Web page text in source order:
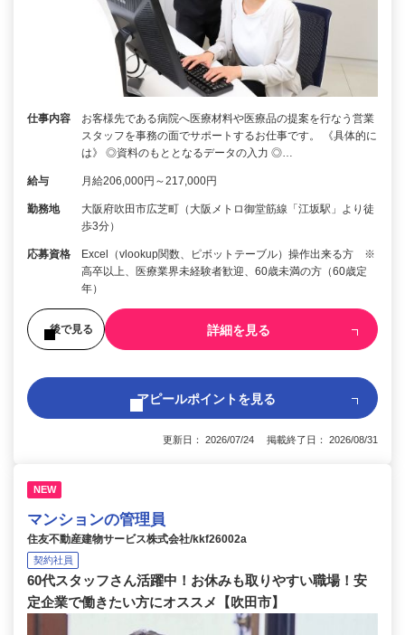
仕事内容
お客様先である病院へ医療材料や医療品の提案を行なう営業
スタッフを事務の面でサポートするお仕事です。 《具体的に
は》 ◎資料のもととなるデータの入力 ◎…
給与 月給206,000円～217,000円
勤務地
大阪府吹田市広芝町（大阪メトロ御堂筋線「江坂駅」より徒
歩3分）
応募資格
Excel（vlookup関数、ピボットテーブル）操作出来る方 ※
高卒以上、医療業界未経験者歓迎、60歳未満の方（60歳定
年）
後で見る 詳細を見る
アピールポイントを見る
更新日： 2026/07/24 掲載終了日： 2026/08/31
NEW
マンションの管理員
住友不動産建物サービス株式会社/kkf26002a
契約社員
60代スタッフさん活躍中！お休みも取りやすい職場！安
定企業で働きたい方にオススメ【吹田市】